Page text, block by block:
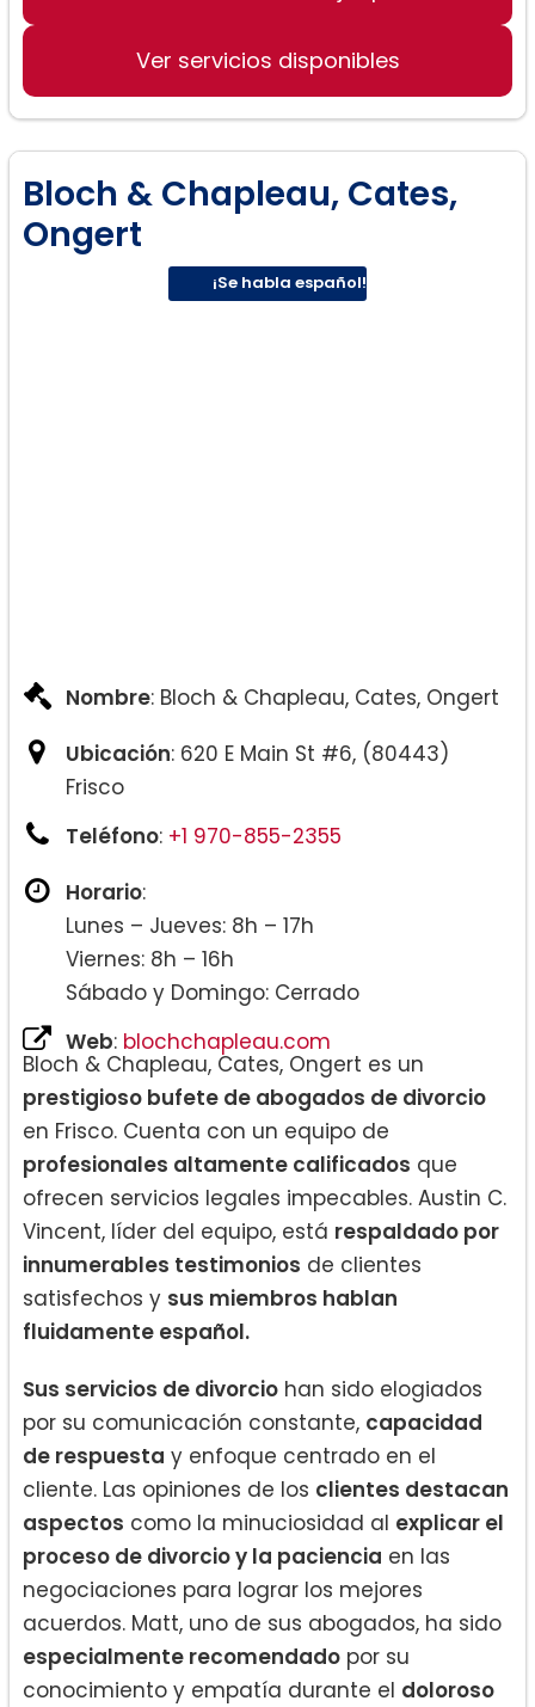
Ley de custodia de niños
Ver servicios disponibles
Bloch & Chapleau, Cates,
Ongert
¡Se habla español!
Nombre: Bloch & Chapleau, Cates, Ongert
Ubicación: 620 E Main St #6, (80443)
Frisco
Teléfono: +1 970-855-2355
Horario:
Lunes – Jueves: 8h – 17h
Viernes: 8h – 16h
Sábado y Domingo: Cerrado
Web: blochchapleau.com
Bloch & Chapleau, Cates, Ongert es un
prestigioso bufete de abogados de divorcio
en Frisco. Cuenta con un equipo de
profesionales altamente calificados que
ofrecen servicios legales impecables. Austin C.
Vincent, líder del equipo, está respaldado por
innumerables testimonios de clientes
satisfechos y sus miembros hablan
fluidamente español.
Sus servicios de divorcio han sido elogiados
por su comunicación constante, capacidad
de respuesta y enfoque centrado en el
cliente. Las opiniones de los clientes destacan
aspectos como la minuciosidad al explicar el
proceso de divorcio y la paciencia en las
negociaciones para lograr los mejores
acuerdos. Matt, uno de sus abogados, ha sido
especialmente recomendado por su
conocimiento y empatía durante el doloroso